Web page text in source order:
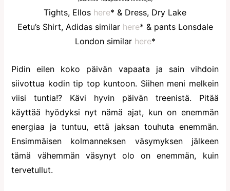
Tights, Ellos here* & Dress, Dry Lake
Eetu’s Shirt, Adidas similar here* & pants Lonsdale
London similar here*
Pidin eilen koko päivän vapaata ja sain vihdoin
siivottua kodin tip top kuntoon. Siihen meni melkein
viisi tuntia!? Kävi hyvin päivän treenistä. Pitää
käyttää hyödyksi nyt nämä ajat, kun on enemmän
energiaa ja tuntuu, että jaksan touhuta enemmän.
Ensimmäisen kolmanneksen väsymyksen jälkeen
tämä vähemmän väsynyt olo on enemmän, kuin
tervetullut.